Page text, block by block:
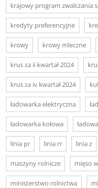
krajowy program zwalczania
kredyty preferencyjne
krowy krowy mleczne
krus za ii kwartał 2024
krus za iv kwartał 2024
ładowarka elektryczna
ładowarka kołowa
linia pr linia rr linia z
maszyny rolnicze mięso
ministerstwo rolnictwa